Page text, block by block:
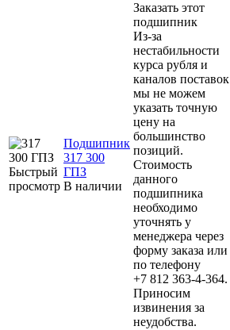
Быстрый
просмотр
Подшипник
317 300
ГПЗ
В наличии
Заказать этот
подшипник
Из-за
нестабильности
курса рубля и
каналов поставок
мы не можем
указать точную
цену на
большинство
позиций.
Стоимость
данного
подшипника
необходимо
уточнять у
менеджера через
форму заказа или
по телефону
+7 812 363-4-364.
Приносим
извинения за
неудобства.